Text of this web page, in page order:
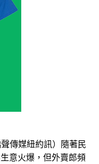
傳媒紐約訊）隨著民
意火爆，但外賣郎頻